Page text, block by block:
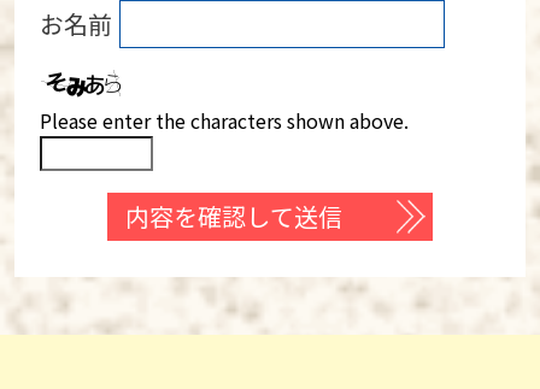
お名前
Please enter the characters shown above.